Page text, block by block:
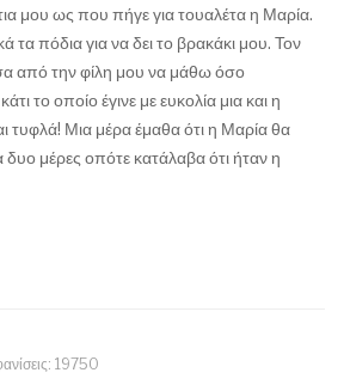
μου ως που πήγε για τουαλέτα η Μαρία.
τα πόδια για να δει το βρακάκι μου. Τον
από την φίλη μου να μάθω όσο
το οποίο έγινε με ευκολία μια και η
τυφλά! Μια μέρα έμαθα ότι η Μαρία θα
δυο μέρες οπότε κατάλαβα ότι ήταν η
19750